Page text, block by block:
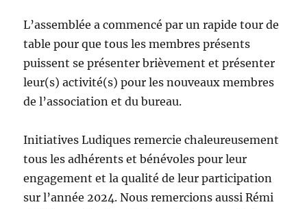
L’assemblée a commencé par un rapide tour de
table pour que tous les membres présents
puissent se présenter brièvement et présenter
leur(s) activité(s) pour les nouveaux membres
de l’association et du bureau.
Initiatives Ludiques remercie chaleureusement
tous les adhérents et bénévoles pour leur
engagement et la qualité de leur participation
sur l’année 2024. Nous remercions aussi Rémi